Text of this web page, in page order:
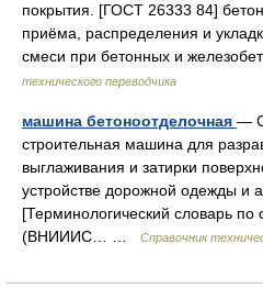
покрытия. [ГОСТ 26333 84]
приёма, распределения и
смеси при бетонных и
технического переводчика
машина бетоноотделочная —
строительная машина для
выглаживания и затирки
устройстве дорожной одежды и
[Терминологический словарь по
(ВНИИИС… …
Справочник